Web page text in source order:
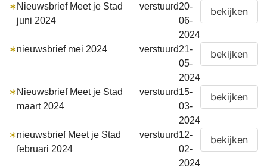
∗Nieuwsbrief Meet je Stad
juni 2024
verstuurd20-
06-
2024
∗nieuwsbrief mei 2024 verstuurd21-
05-
2024
∗Nieuwsbrief Meet je Stad
maart 2024
verstuurd15-
03-
2024
∗nieuwsbrief Meet je Stad
februari 2024
verstuurd12-
02-
2024